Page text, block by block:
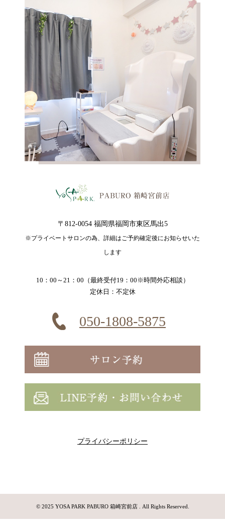
〒812-0054 福岡県福岡市東区馬出5
※プライベートサロンの為、詳細はご予約確定後にお知らせいた
します
10：00～21：00（最終受付19：00※時間外応相談）
定休日：不定休
050-1808-5875
プライバシーポリシー
© 2025 YOSA PARK PABURO 箱崎宮前店 . All Rights Reserved.